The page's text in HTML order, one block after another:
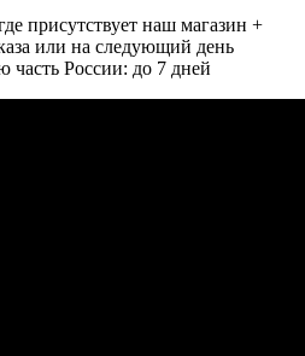
присутствует наш магазин +
или на следующий день
часть России: до 7 дней